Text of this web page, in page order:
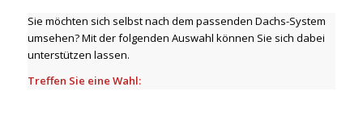
Sie möchten sich selbst nach dem passenden Dachs-System
umsehen? Mit der folgenden Auswahl können Sie sich dabei
unterstützen lassen.
Treffen Sie eine Wahl: